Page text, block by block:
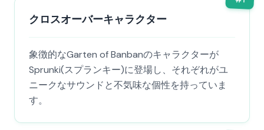
クロスオーバーキャラクター
象徴的なGarten of Banbanのキャラクターが
Sprunki(スプランキー)に登場し、それぞれがユ
ニークなサウンドと不気味な個性を持っていま
す。